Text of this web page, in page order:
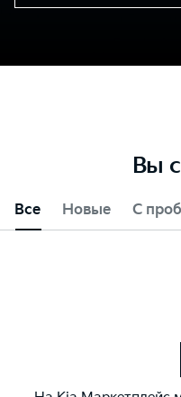
Вы
Все Новые С